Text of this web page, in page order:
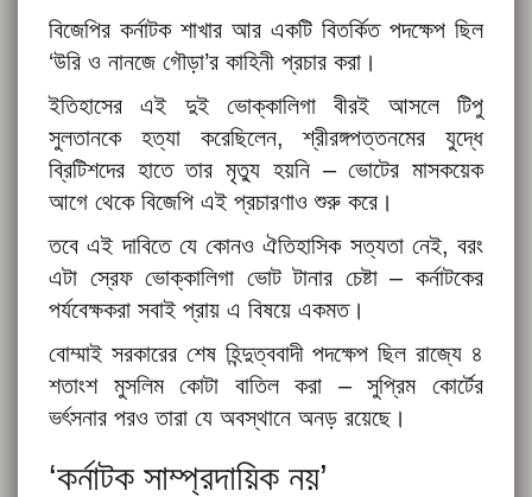
বিজেপির কর্নাটক শাখার আর একটি বিতর্কিত পদক্ষেপ ছিল
‘উরি ও নানজে গৌড়া’র কাহিনী প্রচার করা।
ইতিহাসের এই দুই ভোক্কালিগা বীরই আসলে টিপু
সুলতানকে হত্যা করেছিলেন, শ্রীরঙ্গপত্তনমের যুদ্ধে
ব্রিটিশদের হাতে তার মৃত্যু হয়নি – ভোটের মাসকয়েক
আগে থেকে বিজেপি এই প্রচারণাও শুরু করে।
তবে এই দাবিতে যে কোনও ঐতিহাসিক সত্যতা নেই, বরং
এটা স্রেফ ভোক্কালিগা ভোট টানার চেষ্টা – কর্নাটকের
পর্যবেক্ষকরা সবাই প্রায় এ বিষয়ে একমত।
বোম্মাই সরকারের শেষ হিন্দুত্ববাদী পদক্ষেপ ছিল রাজ্যে ৪
শতাংশ মুসলিম কোটা বাতিল করা – সুপ্রিম কোর্টের
ভর্ৎসনার পরও তারা যে অবস্থানে অনড় রয়েছে।
‘কর্নাটক সাম্প্রদায়িক নয়’